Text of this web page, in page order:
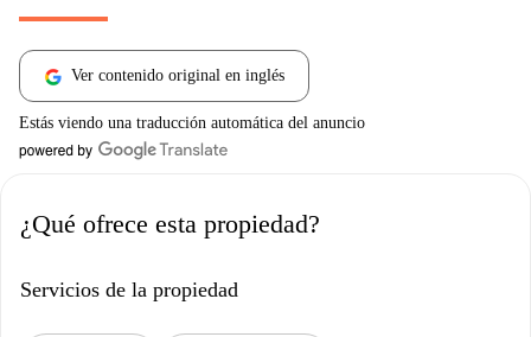
Ver contenido original en inglés
Estás viendo una traducción automática del anuncio
¿Qué ofrece esta propiedad?
Servicios de la propiedad